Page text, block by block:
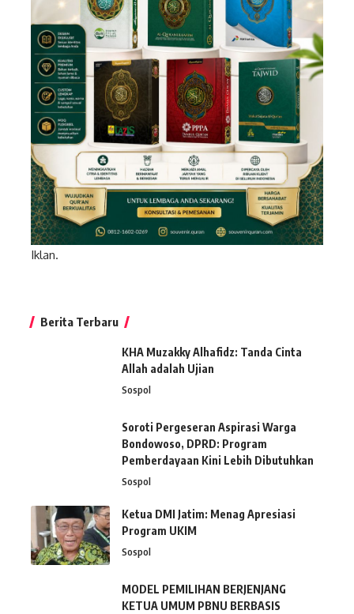
Iklan.
Berita Terbaru
KHA Muzakky Alhafidz: Tanda Cinta
Allah adalah Ujian
Sospol
Soroti Pergeseran Aspirasi Warga
Bondowoso, DPRD: Program
Pemberdayaan Kini Lebih Dibutuhkan
Sospol
Ketua DMI Jatim: Menag Apresiasi
Program UKIM
Sospol
MODEL PEMILIHAN BERJENJANG
KETUA UMUM PBNU BERBASIS